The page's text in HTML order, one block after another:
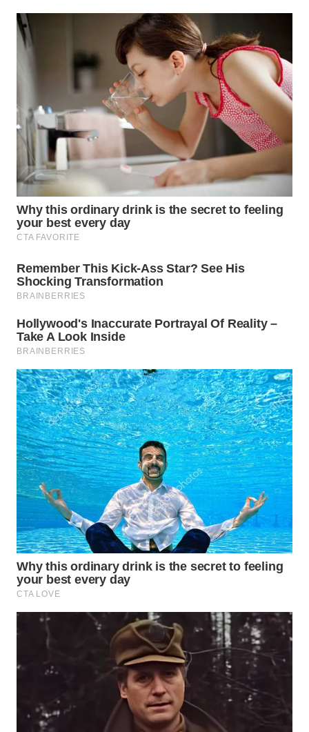
MALUKU
WN
DAIRI
WN
DANAU
TOBA
WN
WN
SELATAN
WN
TANJUNG
LESUNG
WN
KARO
WN
SIMALUNGUN
WN
LABUHANBATU
WN
TAPANULI
TENGAH
WN DELI
SERDANG